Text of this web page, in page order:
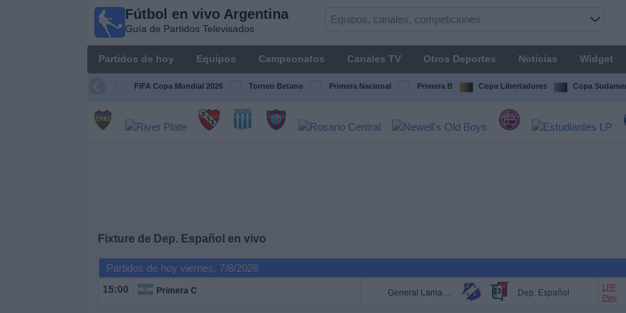
Fútbol en vivo Argentina
Guía de Partidos Televisados
Partidos de hoy Equipos Campeonatos Canales TV Otros Deportes Noticias Widget
FIFA Copa Mundial 2026 Torneo Betano Primera Nacional Primera B Copa Libertadores Copa
Fixture de Dep. Español en vivo
Partidos de hoy viernes, 7/8/2026
15:00 Primera C General Lamadrid Dep. Español
LPF
Play
Fútbol en
Argentina